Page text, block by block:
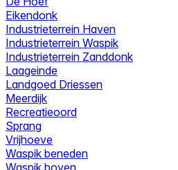
Eikendonk
Industrieterrein Haven
Industrieterrein Waspik
Industrieterrein Zanddonk
Laageinde
Landgoed Driessen
Meerdijk
Recreatieoord
Sprang
Vrijhoeve
Waspik beneden
Waspik boven